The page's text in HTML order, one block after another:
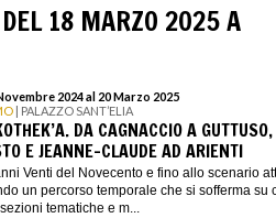
DEL 18 MARZO 2025 A
2024 al 20 Marzo 2025
| PALAZZO SANT’ELIA
DA CAGNACCIO A
E JEANNE-CLAUDE AD ARIENTI
Venti del Novecento e fino allo scenario
un percorso temporale che si sofferma su
tematiche e m...